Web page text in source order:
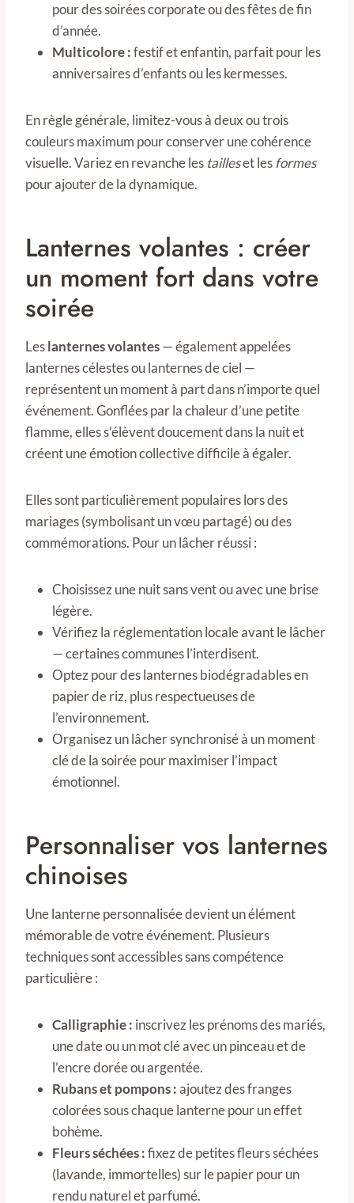
pour des soirées corporate ou des fêtes de fin
d’année.
Multicolore :festif et enfantin, parfait pour les
anniversaires d’enfants ou les kermesses.
En règle générale, limitez-vous à deux ou trois
couleurs maximum pour conserver une cohérence
visuelle. Variez en revanche les tailleset les formes
pour ajouter de la dynamique.
Lanternes volantes : créer
un moment fort dans votre
soirée
Leslanternes volantes— également appelées
lanternes célestes ou lanternes de ciel —
représentent un moment à part dans n’importe quel
événement. Gonflées par la chaleur d’une petite
flamme, elles s’élèvent doucement dans la nuit et
créent une émotion collective difficile à égaler.
Elles sont particulièrement populaires lors des
mariages (symbolisant un vœu partagé) ou des
commémorations. Pour un lâcher réussi :
Choisissez une nuit sans vent ou avec une brise
légère.
Vérifiez la réglementation locale avant le lâcher
— certaines communes l’interdisent.
Optez pour des lanternes biodégradables en
papier de riz, plus respectueuses de
l’environnement.
Organisez un lâcher synchronisé à un moment
clé de la soirée pour maximiser l’impact
émotionnel.
Personnaliser vos lanternes
chinoises
Une lanterne personnalisée devient un élément
mémorable de votre événement. Plusieurs
techniques sont accessibles sans compétence
particulière :
Calligraphie : inscrivez les prénoms des mariés,
une date ou un mot clé avec un pinceau et de
l’encre dorée ou argentée.
Rubans et pompons :ajoutez des franges
colorées sous chaque lanterne pour un effet
bohème.
Fleurs séchées :fixez de petites fleurs séchées
(lavande, immortelles) sur le papier pour un
rendu naturel et parfumé.